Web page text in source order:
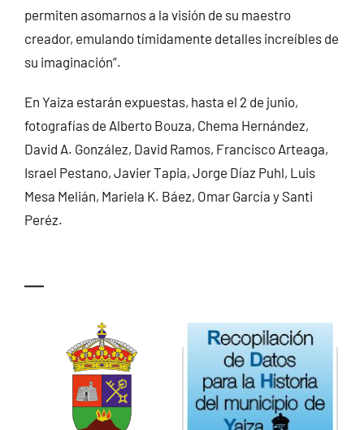
permiten asomarnos a la visión de su maestro
creador, emulando tímidamente detalles increíbles de
su imaginación”.
En Yaiza estarán expuestas, hasta el 2 de junio,
fotografías de Alberto Bouza, Chema Hernández,
David A. González, David Ramos, Francisco Arteaga,
Israel Pestano, Javier Tapia, Jorge Díaz Puhl, Luis
Mesa Melián, Mariela K. Báez, Omar García y Santi
Peréz.
—